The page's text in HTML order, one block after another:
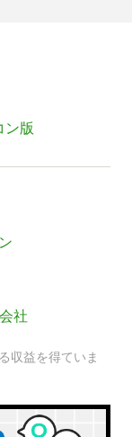
ン版
社
収益を得ていま